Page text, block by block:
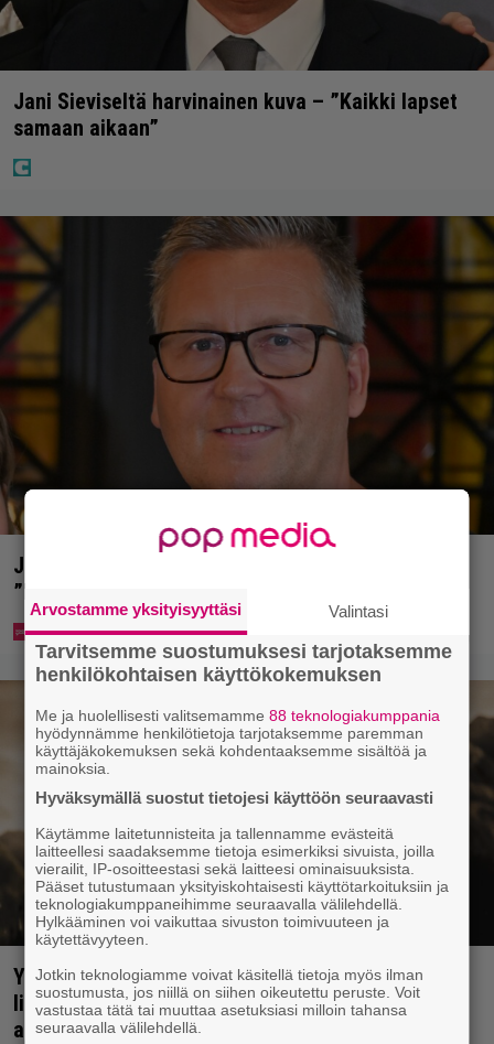
Jani Sieviseltä harvinainen kuva – ”Kaikki lapset
samaan aikaan”
Jani Sievinen kokosi lapsikatraansa yhteen –
”Minun suurin perintöni heille”
Yöllä tv:ssä: Sotaelokuvan näyttelijät kasvattivat
lihakset nopeasti erikoisella kikalla – IMDb-
arvosana on 7,6
Arvostamme yksityisyyttäsi Valintasi
Tarvitsemme suostumuksesi tarjotaksemme
henkilökohtaisen käyttökokemuksen
Me ja huolellisesti valitsemamme88 teknologiakumppania
hyödynnämme henkilötietoja tarjotaksemme paremman
käyttäjäkokemuksen sekä kohdentaaksemme sisältöä ja
mainoksia.
Hyväksymällä suostut tietojesi käyttöön seuraavasti
Käytämme laitetunnisteita ja tallennamme evästeitä
laitteellesi saadaksemme tietoja esimerkiksi sivuista, joilla
vierailit, IP-osoitteestasi sekä laitteesi ominaisuuksista.
Pääset tutustumaan yksityiskohtaisesti käyttötarkoituksiin ja
teknologiakumppaneihimme seuraavalla välilehdellä.
Hylkääminen voi vaikuttaa sivuston toimivuuteen ja
käytettävyyteen.
Jotkin teknologiamme voivat käsitellä tietoja myös ilman
suostumusta, jos niillä on siihen oikeutettu peruste. Voit
vastustaa tätä tai muuttaa asetuksiasi milloin tahansa
seuraavalla välilehdellä.